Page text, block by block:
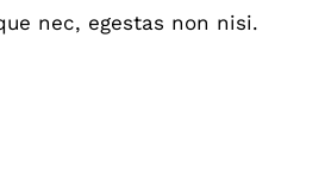
nec, egestas non nisi.